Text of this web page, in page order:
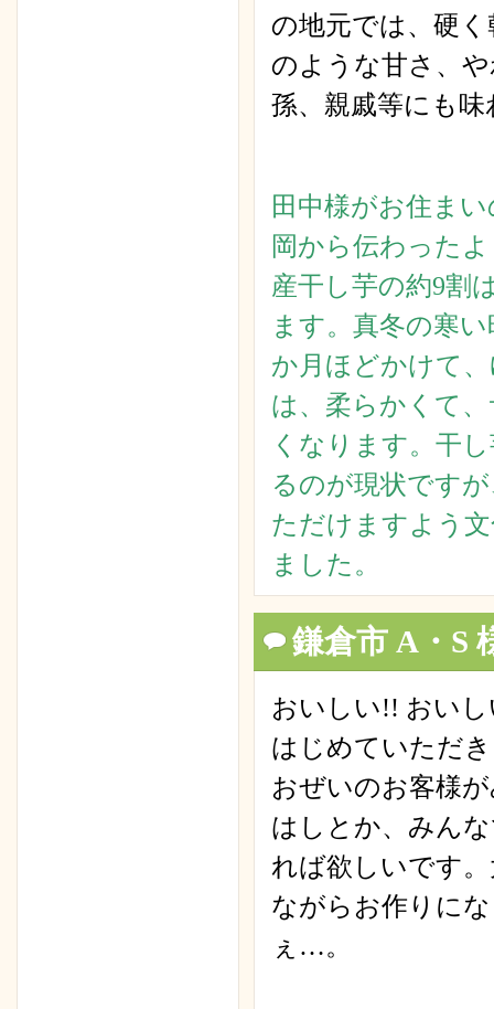
の地元では、硬
のような甘さ、
孫、親戚等にも
田中様がお住ま
岡から伝わった
産干し芋の約9割
ます。真冬の寒
か月ほどかけて
は、柔らかくて
くなります。干
るのが現状です
ただけますよう
ました。
鎌倉市 A・S
おいしい!! おい
はじめていただ
おぜいのお客様
はしとか、みん
れば欲しいです
ながらお作りに
ぇ…。